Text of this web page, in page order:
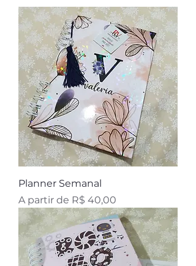
Planner Semanal
A partir de R$ 40,00
Preço promocional